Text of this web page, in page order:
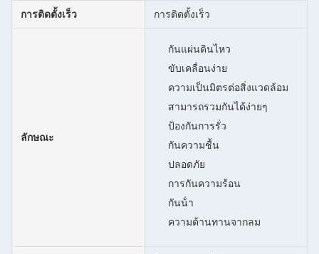
การติดตั้งเร็ว การติดตั้งเร็ว
ลักษณะ
กันแผ่นดินไหว
ขับเคลื่อนง่าย
ความเป็นมิตรต่อสิ่งแวดล้อม
สามารถรวมกันได้ง่ายๆ
ป้องกันการรั่ว
กันความชื้น
ปลอดภัย
การกันความร้อน
กันน้ํา
ความต้านทานจากลม